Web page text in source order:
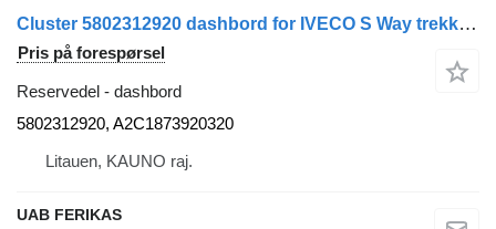
Cluster 5802312920 dashbord for IVECO S Way trekkvogn
Pris på forespørsel
Reservedel - dashbord
5802312920, A2C1873920320
Litauen, KAUNO raj.
UAB FERIKAS